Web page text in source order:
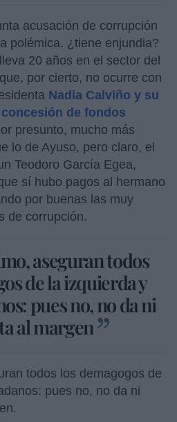
acusación de corrupción
polémica. ¿tiene enjundia?
20 años en el sector del
por cierto, no ocurre con
Nadia Calviño y su
de fondos
presunto, mucho más
lo de Ayuso, pero claro, el
Teodoro García Egea,
sí hubo pagos al hermano
por buenas las muy
de corrupción.
aseguran todos
de la izquierda y
pues no, no da ni
al margen
todos los demagogos de
pues no, no da ni